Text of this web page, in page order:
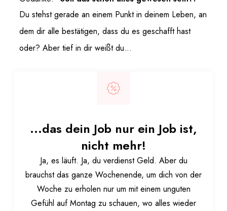
Du stehst gerade an einem Punkt in deinem Leben, an
dem dir alle bestätigen, dass du es geschafft hast
oder? Aber tief in dir weißt du...
...das dein Job nur ein Job ist,
nicht mehr!
Ja, es läuft. Ja, du verdienst Geld. Aber du
brauchst das ganze Wochenende, um dich von der
Woche zu erholen nur um mit einem unguten
Gefühl auf Montag zu schauen, wo alles wieder